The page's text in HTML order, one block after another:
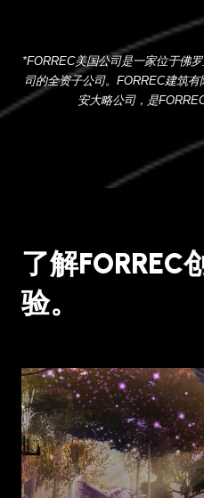
*FORREC美国公司是一家位于佛
司的全资子公司。 FORREC建筑有
安大略公司，是
了解FORREC
验。